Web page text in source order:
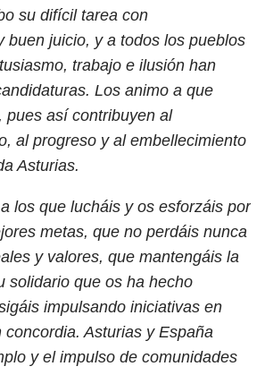
su difícil tarea con
buen juicio, y a todos los pueblos
trabajo e ilusión han
Los animo a que
pues así contribuyen al
al progreso y al embellecimiento
Asturias.
los que lucháis y os esforzáis por
metas, que no perdáis nunca
y valores, que mantengáis la
solidario que os ha hecho
impulsando iniciativas en
Asturias y España
y el impulso de comunidades